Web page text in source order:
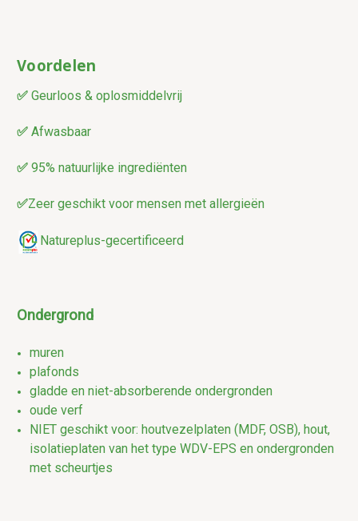
Voordelen
✅ Geurloos & oplosmiddelvrij
✅ Afwasbaar
✅ 95% natuurlijke ingrediënten
✅Zeer geschikt voor mensen met allergieën
Natureplus-gecertificeerd
Ondergrond
muren
plafonds
gladde en niet-absorberende ondergronden
oude verf
NIET geschikt voor: houtvezelplaten (MDF, OSB), hout,
isolatieplaten van het type WDV-EPS en ondergronden
met scheurtjes